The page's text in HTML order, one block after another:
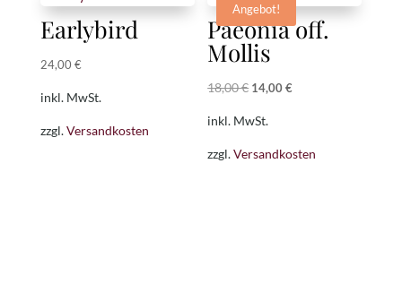
Earlybird
24,00 €
inkl. MwSt.
zzgl.Versandkosten
Angebot!
Paeonia off.
Mollis
18,00€ Ursprünglicher
18,00 €
14,00€
14,00 €.
inkl. MwSt.
zzgl.Versandkosten